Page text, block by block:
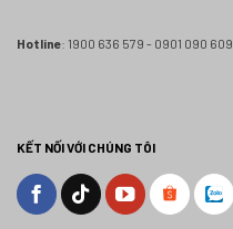
Hotline: 1900 636 579 - 0901 090 609
KẾT NỐI VỚI CHÚNG TÔI